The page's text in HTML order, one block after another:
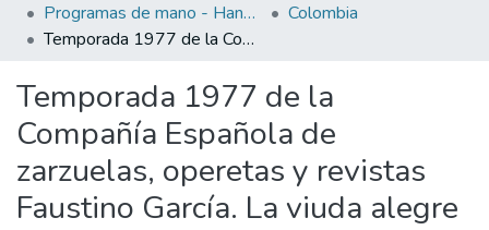
All of DSpace
Programas de mano - Hand programs
Colombia
Temporada 1977 de la Compañía Española de zarzuelas, operetas y revistas Faustino García. La viuda alegre
Temporada 1977 de la
Compañía Española de
zarzuelas, operetas y revistas
Faustino García. La viuda alegre